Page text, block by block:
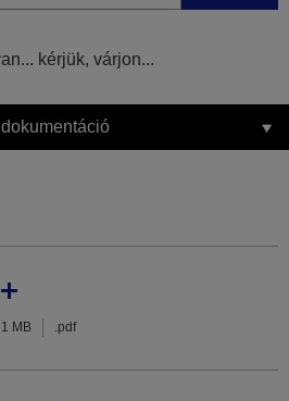
kérjük, várjon...
MB .pdf